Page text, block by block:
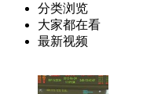
分类浏览
大家都在看
最新视频